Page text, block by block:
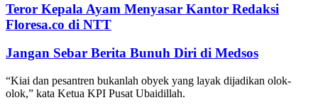
Teror Kepala Ayam Menyasar Kantor Redaksi
Floresa.co di NTT
Jangan Sebar Berita Bunuh Diri di Medsos
“Kiai dan pesantren bukanlah obyek yang layak dijadikan olok-
olok,” kata Ketua KPI Pusat Ubaidillah.